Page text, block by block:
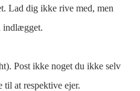
Lad dig ikke rive med, men
indlægget.
Post ikke noget du ikke selv
til at respektive ejer.